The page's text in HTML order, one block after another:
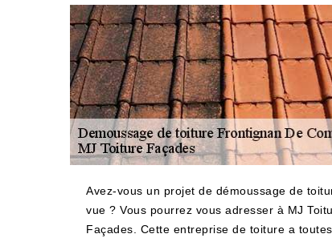
Avez-vous un projet de démoussage de
vue ? Vous pourrez vous adresser à MJ
Façades. Cette entreprise de toiture a